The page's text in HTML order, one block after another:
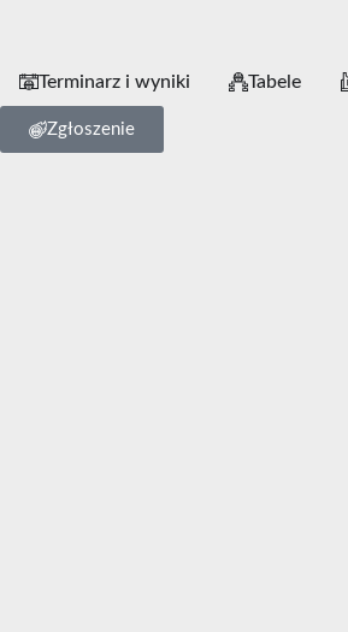
Terminarz i wyniki Tabele
Zgłoszenie